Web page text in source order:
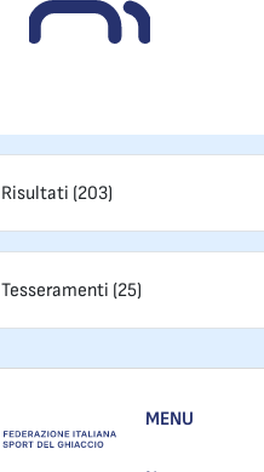
Risultati (203)
Tesseramenti (25)
MENU